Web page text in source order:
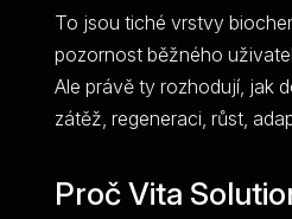
To jsou tiché vrstvy
pozornost běžného
Ale právě ty rozhodují, jak
zátěž, regeneraci, růst,
Proč Vita